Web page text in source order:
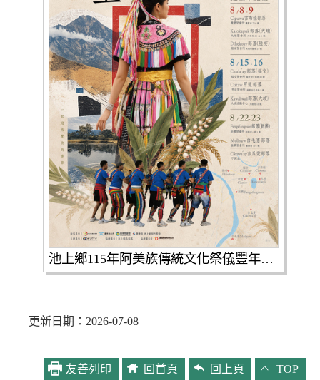
池上鄉115年阿美族傳統文化祭儀豐年祭活動DM.jpg
更新日期：2026-07-08
友善列印 回首頁 回上頁 TOP